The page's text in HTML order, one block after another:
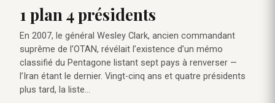
1 plan 4 présidents
En 2007, le général Wesley Clark, ancien commandant
suprême de l’OTAN, révélait l’existence d’un mémo
classifié du Pentagone listant sept pays à renverser —
l’Iran étant le dernier. Vingt-cinq ans et quatre présidents
plus tard, la liste…